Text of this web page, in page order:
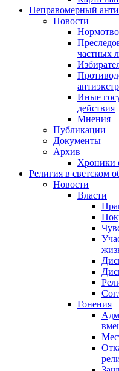
Неправомерный
Новости
частных
Иные
действия
Мнения
Публикации
Документы
Архив
Хроники
Религия в светском
Новости
Власти
Гонения